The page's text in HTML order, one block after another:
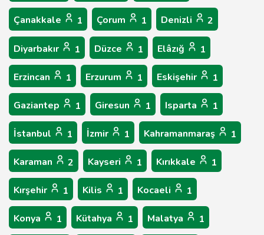
Çanakkale 1 Çorum 1 Denizli 2
Diyarbakır 1 Düzce 1 Elâzığ 1
Erzincan 1 Erzurum 1 Eskişehir 1
Gaziantep 1 Giresun 1 Isparta 1
İstanbul 1 İzmir 1 Kahramanmaraş 1
Karaman 2 Kayseri 1 Kırıkkale 1
Kırşehir 1 Kilis 1 Kocaeli 1
Konya 1 Kütahya 1 Malatya 1